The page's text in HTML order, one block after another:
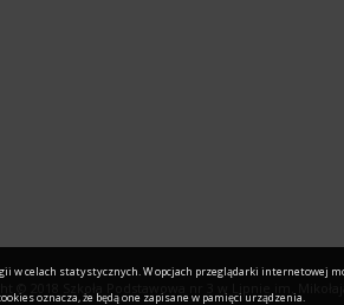
celach statystycznych. W opcjach przeglądarki
oznacza, że będą one zapisane w pamięci urządzenia.